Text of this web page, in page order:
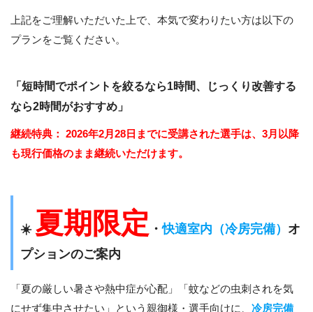
上記をご理解いただいた上で、本気で変わりたい方は以下の
プランをご覧ください。
「短時間でポイントを絞るなら1時間、じっくり改善する
なら2時間がおすすめ」
継続特典：
2026年2月28日までに受講された選手は、3月以降
も現行価格のまま継続いただけます。
☀️ 夏期限定 ・快適室内（冷房完備） オ
プションのご案内
「夏の厳しい暑さや熱中症が心配」「蚊などの虫刺されを気
にせず集中させたい」という親御様・選手向けに、 冷房完備